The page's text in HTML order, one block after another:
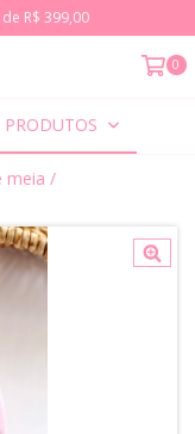
de R$ 399,00
0
PRODUTOS
meia /